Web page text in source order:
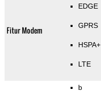
Fitur Modem
EDGE
GPRS
HSPA+
LTE
b